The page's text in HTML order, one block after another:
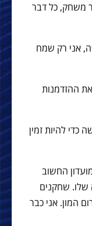
משחק, כל דבר
אני רק שמח
את ההזדמנות
להיות זמין
החשוב
שלו. שחקנים
המון. אני כבר